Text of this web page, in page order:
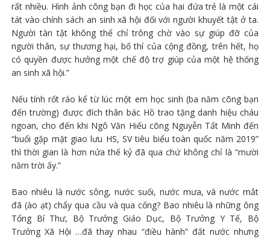
rất nhiều. Hình ảnh cõng bạn đi học của hai đứa trẻ là một cái
tát vào chính sách an sinh xã hội đối với người khuyết tật ở ta.
Người tàn tật không thể chỉ trông chờ vào sự giúp đỡ của
người thân, sự thương hại, bố thí của cộng đồng, trên hết, họ
có quyền được hưởng một chế độ trợ giúp của một hệ thống
an sinh xã hội.”
Nếu tính rốt ráo kể từ lúc một em học sinh (ba năm cõng bạn
đến trường) được đích thân bác Hồ trao tặng danh hiệu cháu
ngoan, cho đến khi Ngô Văn Hiếu cõng Nguyễn Tất Minh đến
“buổi gặp mặt giao lưu HS, SV tiêu biểu toàn quốc năm 2019”
thì thời gian là hơn nửa thế kỷ đã qua chứ không chỉ là “mười
năm trời ấy.”
Bao nhiêu là nước sông, nước suối, nước mưa, và nước mắt
đã (ào ạt) chẩy qua cầu và qua cống? Bao nhiêu là những ông
Tổng Bí Thư, Bộ Trưởng Giáo Dục, Bộ Trưởng Y Tế, Bộ
Trưởng Xã Hội …đã thay nhau “điều hành” đất nước nhưng